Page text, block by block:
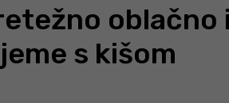
oblačno i
s kišom